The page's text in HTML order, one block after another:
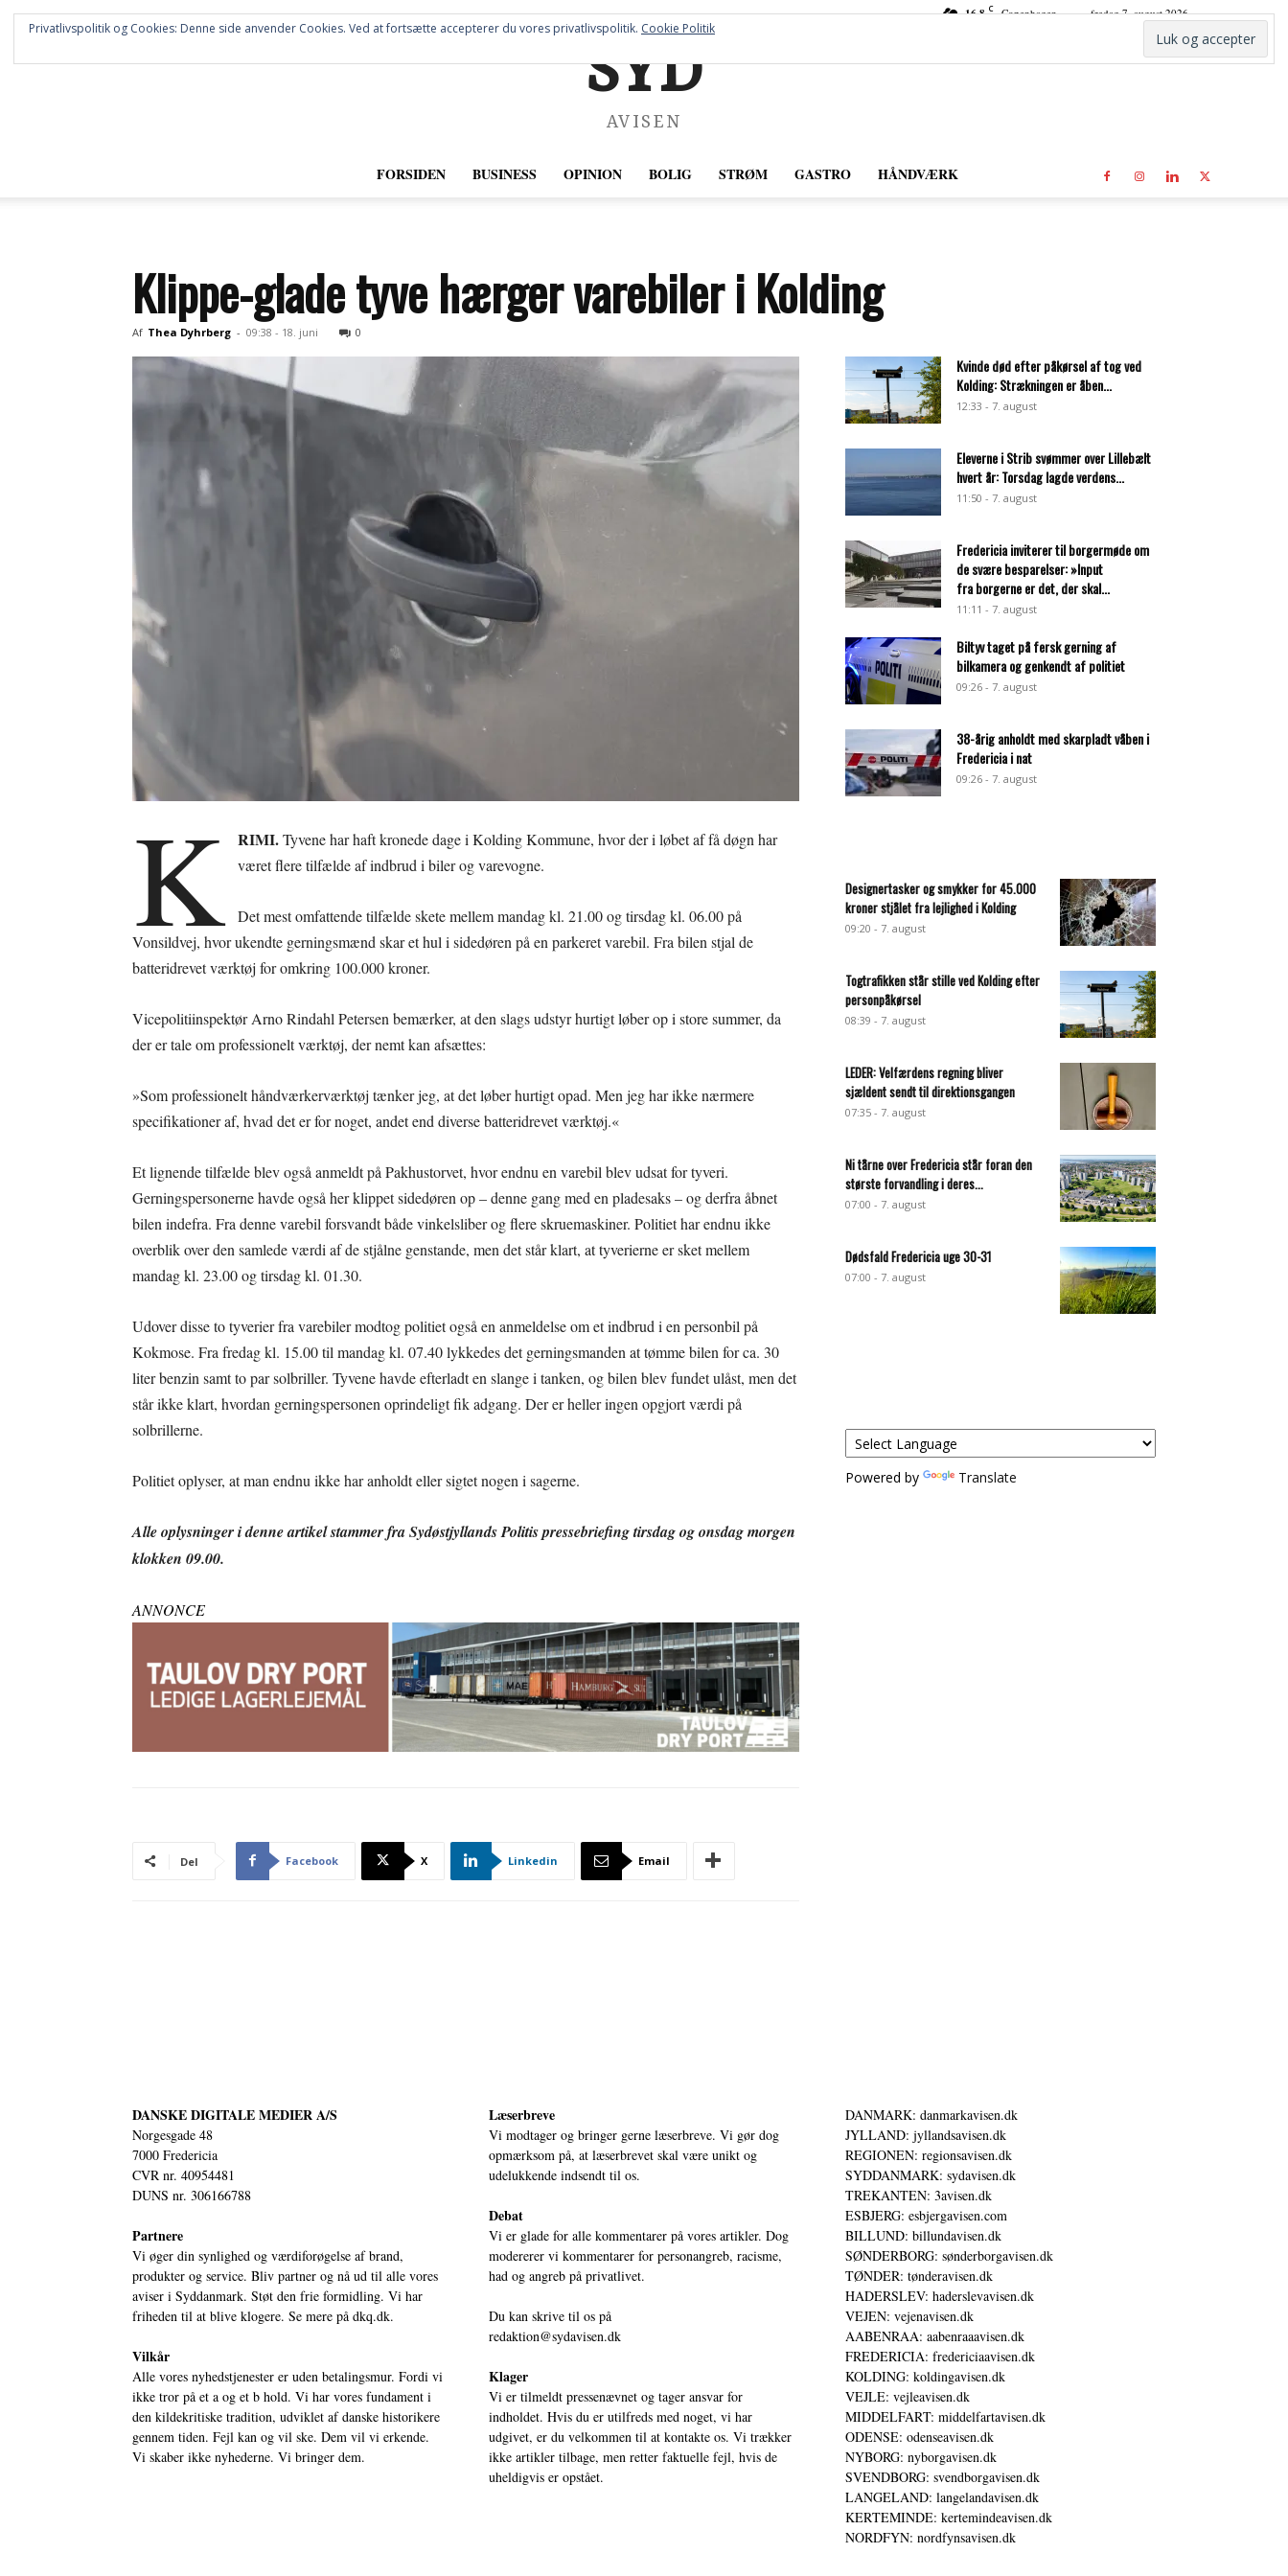
16.8 C Copenhagen fredag 7. august 2026
SYD
AVISEN
FORSIDEN BUSINESS OPINION BOLIG STRØM GASTRO HÅNDVÆRK
Klippe-glade tyve hærger varebiler i Kolding
Af Thea Dyhrberg - 09:38 - 18. juni 0
K RIMI.Tyvene har haft kronede dage i Kolding Kommune, hvor der i løbet af få døgn har
været flere tilfælde af indbrud i biler og varevogne.
Det mest omfattende tilfælde skete mellem mandag kl. 21.00 og tirsdag kl. 06.00 på
Vonsildvej, hvor ukendte gerningsmænd skar et hul i sidedøren på en parkeret varebil. Fra bilen stjal de
batteridrevet værktøj for omkring 100.000 kroner.
Vicepolitiinspektør Arno Rindahl Petersen bemærker, at den slags udstyr hurtigt løber op i store summer, da
der er tale om professionelt værktøj, der nemt kan afsættes:
»Som professionelt håndværkerværktøj tænker jeg, at det løber hurtigt opad. Men jeg har ikke nærmere
specifikationer af, hvad det er for noget, andet end diverse batteridrevet værktøj.«
Et lignende tilfælde blev også anmeldt på Pakhustorvet, hvor endnu en varebil blev udsat for tyveri.
Gerningspersonerne havde også her klippet sidedøren op – denne gang med en pladesaks – og derfra åbnet
bilen indefra. Fra denne varebil forsvandt både vinkelsliber og flere skruemaskiner. Politiet har endnu ikke
overblik over den samlede værdi af de stjålne genstande, men det står klart, at tyverierne er sket mellem
mandag kl. 23.00 og tirsdag kl. 01.30.
Udover disse to tyverier fra varebiler modtog politiet også en anmeldelse om et indbrud i en personbil på
Kokmose. Fra fredag kl. 15.00 til mandag kl. 07.40 lykkedes det gerningsmanden at tømme bilen for ca. 30
liter benzin samt to par solbriller. Tyvene havde efterladt en slange i tanken, og bilen blev fundet ulåst, men det
står ikke klart, hvordan gerningspersonen oprindeligt fik adgang. Der er heller ingen opgjort værdi på
solbrillerne.
Politiet oplyser, at man endnu ikke har anholdt eller sigtet nogen i sagerne.
Alle oplysninger i denne artikel stammer fra Sydøstjyllands Politis pressebriefing tirsdag og onsdag morgen
klokken 09.00.
ANNONCE
Del Facebook X Linkedin Email
Kvinde død efter påkørsel af tog ved
Kolding: Strækningen er åben...
12:33 - 7. august
Eleverne i Strib svømmer over Lillebælt
hvert år: Torsdag lagde verdens...
11:50 - 7. august
Fredericia inviterer til borgermøde om
de svære besparelser: »Input
fra borgerne er det, der skal...
11:11 - 7. august
Biltyv taget på fersk gerning af
bilkamera og genkendt af politiet
09:26 - 7. august
38-årig anholdt med skarpladt våben i
Fredericia i nat
09:26 - 7. august
Designertasker og smykker for 45.000
kroner stjålet fra lejlighed i Kolding
09:20 - 7. august
Togtrafikken står stille ved Kolding efter
personpåkørsel
08:39 - 7. august
LEDER: Velfærdens regning bliver
sjældent sendt til direktionsgangen
07:35 - 7. august
Ni tårne over Fredericia står foran den
største forvandling i deres...
07:00 - 7. august
Dødsfald Fredericia uge 30-31
07:00 - 7. august
Powered by Translate
DANSKE DIGITALE MEDIER A/S
Norgesgade 48
7000 Fredericia
CVR nr. 40954481
DUNS nr. 306166788
Partnere
Vi øger din synlighed og værdiforøgelse af brand,
produkter og service. Bliv partner og nå ud til alle vores
aviser i Syddanmark. Støt den frie formidling. Vi har
friheden til at blive klogere. Se mere på dkq.dk.
Vilkår
Alle vores nyhedstjenester er uden betalingsmur. Fordi vi
ikke tror på et a og et b hold. Vi har vores fundament i
den kildekritiske tradition, udviklet af danske historikere
gennem tiden. Fejl kan og vil ske. Dem vil vi erkende.
Vi skaber ikke nyhederne. Vi bringer dem.
Læserbreve
Vi modtager og bringer gerne læserbreve. Vi gør dog
opmærksom på, at læserbrevet skal være unikt og
udelukkende indsendt til os.
Debat
Vi er glade for alle kommentarer på vores artikler. Dog
modererer vi kommentarer for personangreb, racisme,
had og angreb på privatlivet.
Du kan skrive til os på
redaktion@sydavisen.dk
Klager
Vi er tilmeldt pressenævnet og tager ansvar for
indholdet. Hvis du er utilfreds med noget, vi har
udgivet, er du velkommen til at kontakte os. Vi trækker
ikke artikler tilbage, men retter faktuelle fejl, hvis de
uheldigvis er opstået.
DANMARK: danmarkavisen.dk
JYLLAND: jyllandsavisen.dk
REGIONEN: regionsavisen.dk
SYDDANMARK: sydavisen.dk
TREKANTEN: 3avisen.dk
ESBJERG: esbjergavisen.com
BILLUND: billundavisen.dk
SØNDERBORG: sønderborgavisen.dk
TØNDER: tønderavisen.dk
HADERSLEV: haderslevavisen.dk
VEJEN: vejenavisen.dk
AABENRAA: aabenraaavisen.dk
FREDERICIA: fredericiaavisen.dk
KOLDING: koldingavisen.dk
VEJLE: vejleavisen.dk
MIDDELFART: middelfartavisen.dk
ODENSE: odenseavisen.dk
NYBORG: nyborgavisen.dk
SVENDBORG: svendborgavisen.dk
LANGELAND: langelandavisen.dk
KERTEMINDE: kertemindeavisen.dk
NORDFYN: nordfynsavisen.dk
Privatlivspolitik og Cookies: Denne side anvender Cookies. Ved at fortsætte accepterer du vores privatlivspolitik. Cookie Politik